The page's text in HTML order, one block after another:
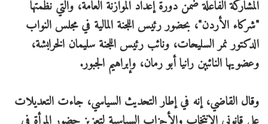
المشاركة الفاعلة ضمن دورة إعداد الموازنة العامة، والتي نظمتها
"شركاء الأردن"، بحضور رئيس اللجنة المالية في مجلس النواب
الدكتور نمر السليحات، ونائب رئيس اللجنة سليمان الخرابشة،
وعضويها النائبين رانيا أبو رمان، وإبراهيم الجبور.
وقال القاضي، إنه في إطار التحديث السياسي، جاءت التعديلات